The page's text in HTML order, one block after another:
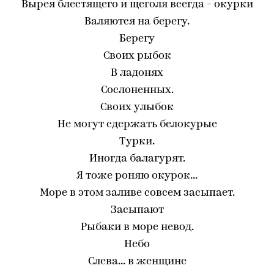
Вырея блестящего и щеголя всегда - окурки
Валяются на берегу.
Берегу
Своих рыбок
В ладонях
Сослоненных.
Своих улыбок
Не могут сдержать белокурые
Турки.
Иногда балагурят.
Я тоже роняю окурок...
Море в этом заливе совсем засыпает.
Засыпают
Рыбаки в море невод.
Небо
Слева... в женщине